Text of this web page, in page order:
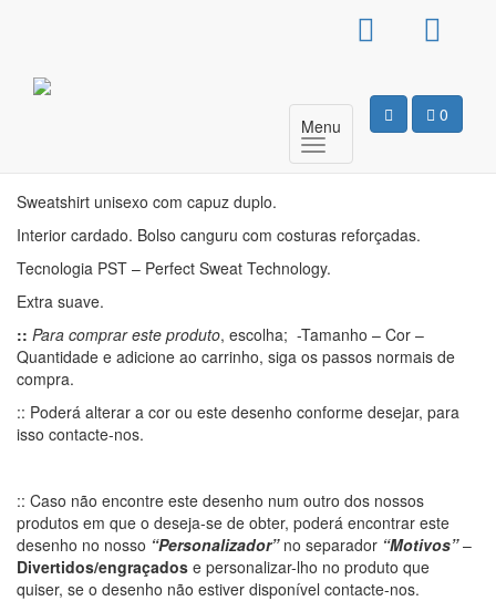
0
Menu
Sweat Com Capuz
Unissexo – Hot Dog
Sweatshirt unisexo com capuz duplo.
Interior cardado. Bolso canguru com costuras reforçadas.
Tecnologia PST – Perfect Sweat Technology.
Extra suave.
:: Para comprar este produto, escolha; -Tamanho – Cor –
Quantidade e adicione ao carrinho, siga os passos normais de
compra.
:: Poderá alterar a cor ou este desenho conforme desejar, para
isso contacte-nos.
:: Caso não encontre este desenho num outro dos nossos
produtos em que o deseja-se de obter, poderá encontrar este
desenho no nosso “Personalizador” no separador “Motivos” –
Divertidos/engraçados e personalizar-lho no produto que
quiser, se o desenho não estiver disponível contacte-nos.